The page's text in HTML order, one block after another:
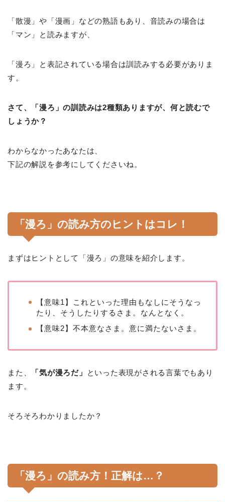
「散漫」や「漫画」などの熟語もあり、音読みの場合は
「マン」と読みますが、
「漫ろ」と表記されている場合は訓読みする必要がありま
す。
さて、「漫ろ」の訓読みは2種類ありますが、何と読むで
しょうか？
わからなかったあなたは、
下記の解説を参考にしてくださいね。
「漫ろ」の読み方のヒントはコレ！
まずはヒントとして「漫ろ」の意味を紹介します。
【意味1】これといった理由もなしにそうなっ
たり、そうしたりするさま。なんとなく。
【意味2】不本意なさま。意に満たないさま。
また、 「気が漫ろだ」
といった表現がされる言葉でもあり
ます。
そろそろわかりましたか？
「漫ろ」の読み方！正解は…？